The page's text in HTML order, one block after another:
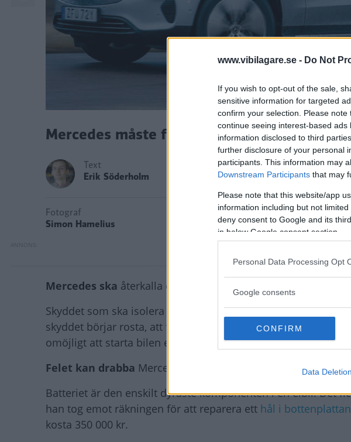
www.vibilagare.se - Do Not
If you wish to opt-out of the sale,
sensitive information for targeted
confirm your selection. Please
continue seeing interest-based
information disclosed to third
further disclosure of your personal
participants. This information may
Downstream Participants that may
Please note that this website/app
information including but not
deny consent to Google and its
in below Google consent section.
Personal Data Processing Opt
Google consents
CONFIRM
Data Deletion
Mercedes måste förbättra rostskyddet på
Text
Erik Söderholm
Fotograf
Simon Hamelius
Mercedes ska återkalla elbilen EQC för ett fel som i sällsynta
Skyddet som ska isolera batteripaketet under bilen har inte
skyddet börjar rosta, att fukt tränger in i batteriet och leder
omöjligt att starta bilen efter att elmotorn stängts av.
Felet kan drabba Mercedes EQC byggda mellan 22 februari
Batteriet är den enskilt dyraste komponenten i en elbil. Det
han tog emot räkningen för att reparera ett hål i
kosta 350 000 kr.